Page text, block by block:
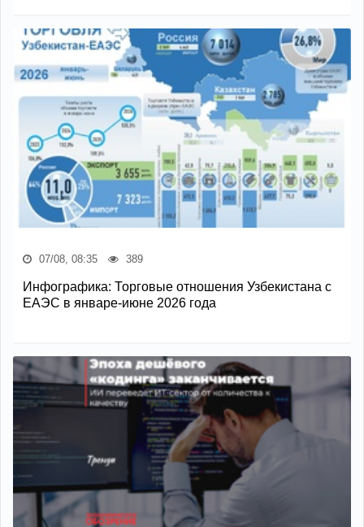
07/08, 08:35 389
Инфографика: Торговые отношения Узбекистана с
ЕАЭС в январе-июне 2026 года